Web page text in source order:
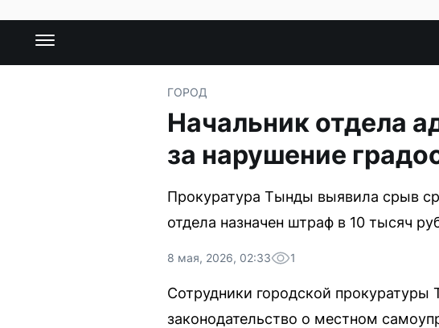
ГОРОД
Начальник отдела
за нарушение
Прокуратура Тынды выявила срыв
отдела назначен штраф в 10 тысяч
8 мая, 2026, 02:33 1
Сотрудники городской
законодательство о местном